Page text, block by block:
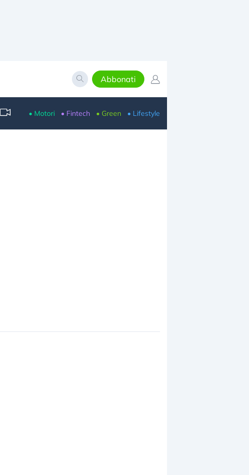
Abbonati
• Motori • Fintech • Green • Lifestyle